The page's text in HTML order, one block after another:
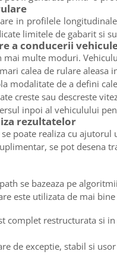
in profilele
limitele de gabarit si
a conducerii
mai multe moduri.
calea de rulare aleasa
modalitate de a defini
creste sau descreste
inpoi al vehiculului
rezultatelor
poate realiza cu
se pot desena
se bazeaza pe
este utilizata de mai
complet restructurata si
de exceptie, stabil si